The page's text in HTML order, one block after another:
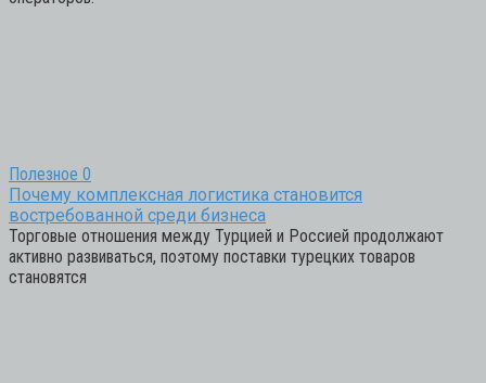
Полезное 0
Почему комплексная логистика становится
востребованной среди бизнеса
Торговые отношения между Турцией и Россией продолжают
активно развиваться, поэтому поставки турецких товаров
становятся